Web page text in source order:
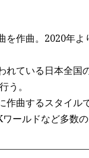
を作曲。2020年
れている日本全国
う。
曲するスタイル
ールドなど多数